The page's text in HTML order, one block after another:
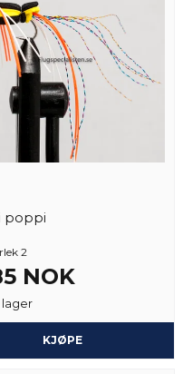
poppi
2
NOK
lager
KJØPE